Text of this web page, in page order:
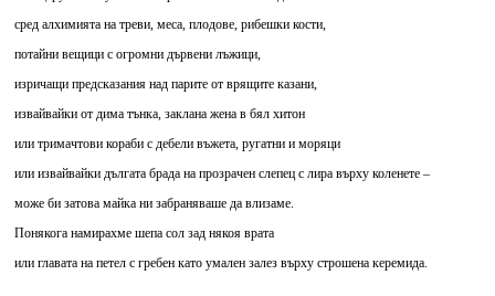
сред алхимията на треви, меса, плодове, рибешки кости,
потайни вещици с огромни дървени лъжици,
изричащи предсказания над парите от врящите казани,
извайвайки от дима тънка, заклана жена в бял хитон
или тримачтови кораби с дебели въжета, ругатни и моряци
или извайвайки дългата брада на прозрачен слепец с лира върху коленете –
може би затова майка ни забраняваше да влизаме.
Понякога намирахме шепа сол зад някоя врата
или главата на петел с гребен като умален залез върху строшена керемида.